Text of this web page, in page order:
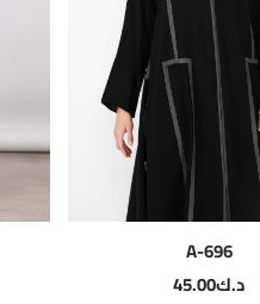
A-696
د.ك45.00